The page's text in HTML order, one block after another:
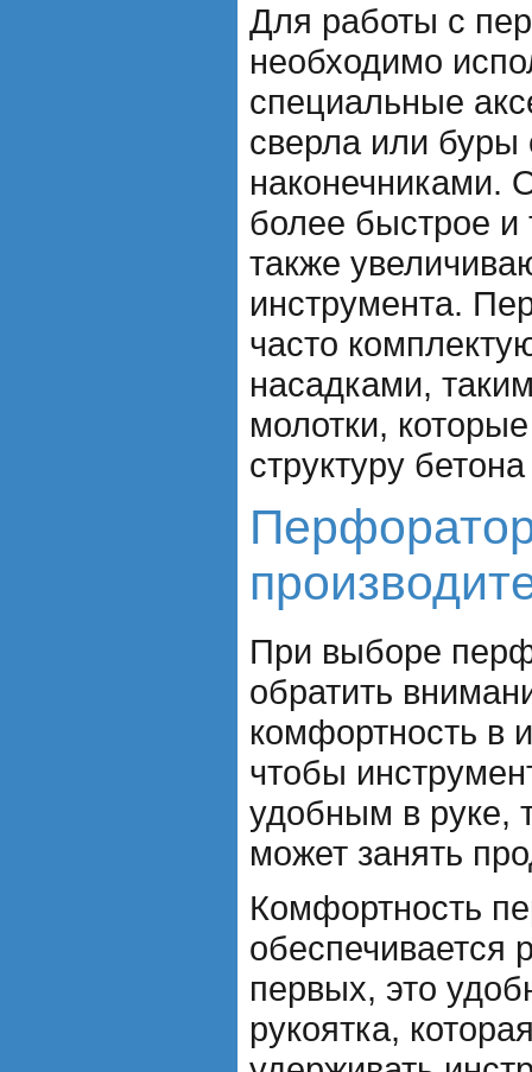
Для работы с
необходимо
специальные
сверла или
наконечниками.
более быстрое и
также
инструмента.
часто
насадками,
молотки,
структуру
При выборе
обратить
комфортность в
чтобы
удобным в руке,
может занять
Комфортность
обеспечивается
первых, это
рукоятка,